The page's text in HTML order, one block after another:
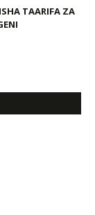
TAARIFA ZA